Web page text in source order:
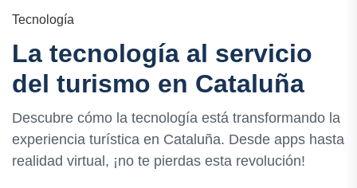
Tecnología
La tecnología al servicio
del turismo en Cataluña
Descubre cómo la tecnología está transformando la
experiencia turística en Cataluña. Desde apps hasta
realidad virtual, ¡no te pierdas esta revolución!